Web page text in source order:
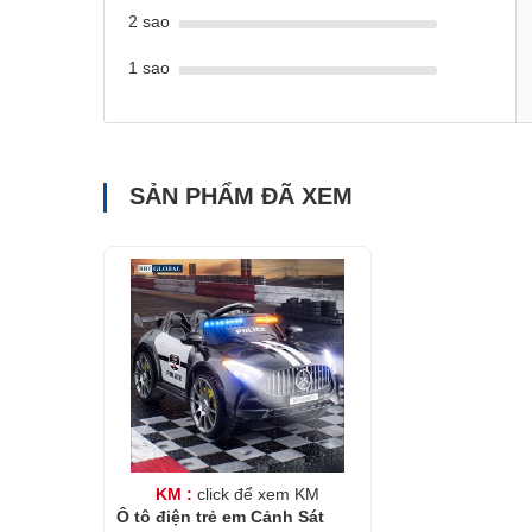
2 sao
1 sao
SẢN PHẨM ĐÃ XEM
KM : click để xem KM
Ô tô điện trẻ em Cảnh Sát